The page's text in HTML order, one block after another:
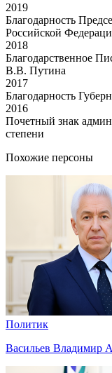
2019
Благодарность
Российской
2018
Благодарственное
В.В. Путина
2017
Благодарность
2016
Почетный знак
степени
Похожие персоны
Политик
Васильев Владимир